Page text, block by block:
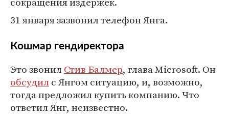
31 января зазвонил телефон Янга.
Кошмар гендиректора
Это звонилСтив Балмер, глава Microsoft. Он
обсудилс Янгом ситуацию, и, возможно,
тогда предложил купить компанию. Что
ответил Янг, неизвестно.